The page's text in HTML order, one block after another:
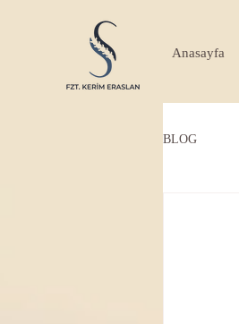
Anasayfa
BLOG